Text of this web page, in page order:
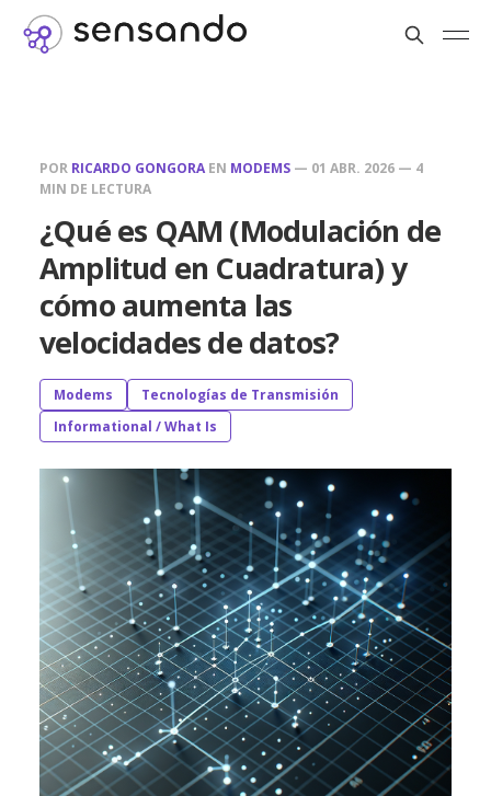
POR RICARDO GONGORA EN MODEMS — 01 ABR. 2026 — 4
MIN DE LECTURA
¿Qué es QAM (Modulación de
Amplitud en Cuadratura) y
cómo aumenta las
velocidades de datos?
Modems
Tecnologías de Transmisión
Informational / What Is